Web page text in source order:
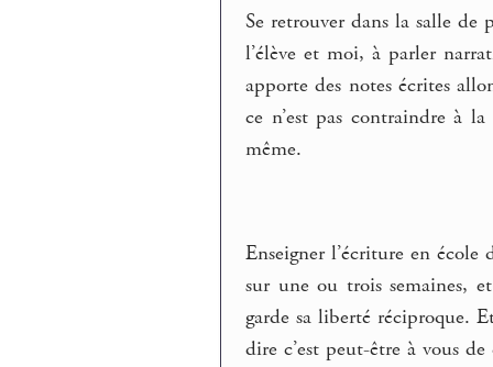
Se retrouver dans la salle
l’élève et moi, à parler
apporte des notes écrites
ce n’est pas contraindre à
même.
Enseigner l’écriture en
sur une ou trois semaines,
garde sa liberté réciproque.
dire c’est peut-être à vous